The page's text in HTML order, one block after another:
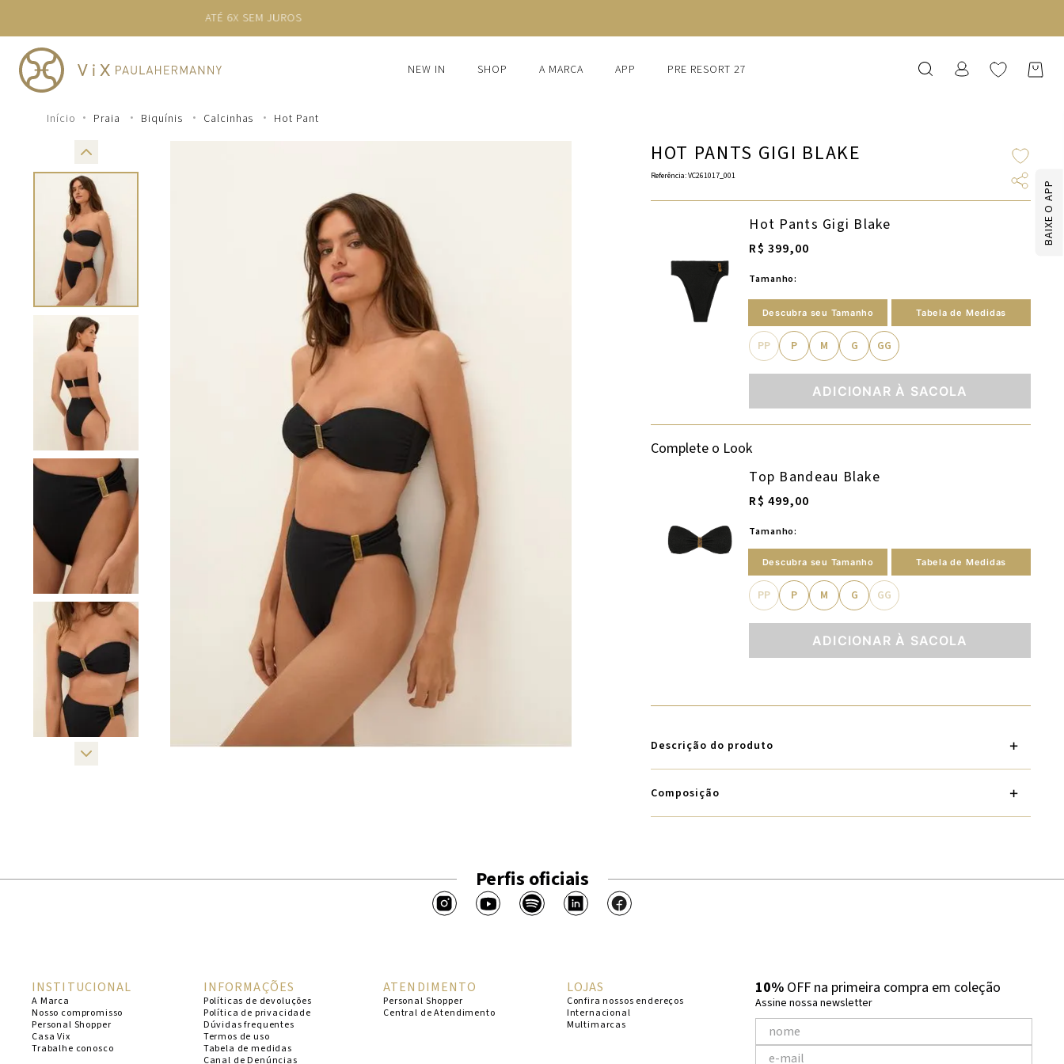
BAIXE O APP
NEW IN SHOP A MARCA APP PRE RESORT 27
Praia Biquínis Calcinhas Hot Pant
HOT PANTS GIGI BLAKE
Referência:VC261017_001
Hot Pants Gigi Blake
R$ 399,00
Tamanho:
Descubra seu Tamanho Tabela de Medidas
PP P M G GG
ADICIONAR À SACOLA
Complete o Look
Top Bandeau Blake
R$ 499,00
Tamanho:
Descubra seu Tamanho Tabela de Medidas
PP P M G GG
ADICIONAR À SACOLA
Descrição do produto
Composição
Perfis oficiais
INSTITUCIONAL
A Marca
Nosso compromisso
Personal Shopper
Casa Vix
Trabalhe conosco
INFORMAÇÕES
Políticas de devoluções
Política de privacidade
Dúvidas frequentes
Termos de uso
Tabela de medidas
Canal de Denúncias
ATENDIMENTO
Personal Shopper
Central de Atendimento
LOJAS
Confira nossos endereços
Internacional
Multimarcas
10%OFF na primeira compra em coleção
Assine nossa newsletter
cheeky
2º
vestido
vestido curto
verde
vestidos
top